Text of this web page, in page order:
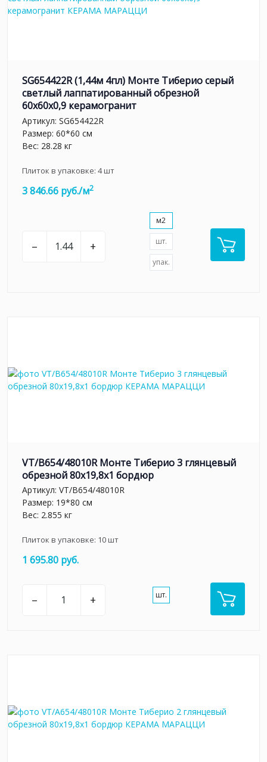
SG654422R (1,44м 4пл) Монте Тиберио серый
светлый лаппатированный обрезной
60x60x0,9 керамогранит
Артикул: SG654422R
Размер: 60*60 см
Вес: 28.28 кг
Плиток в упаковке: 4шт
3 846.66 руб./м2
– +
м2
шт.
упак.
VT/B654/48010R Монте Тиберио 3 глянцевый
обрезной 80x19,8x1 бордюр
Артикул: VT/B654/48010R
Размер: 19*80 см
Вес: 2.855 кг
Плиток в упаковке: 10шт
1 695.80 руб.
– + шт.